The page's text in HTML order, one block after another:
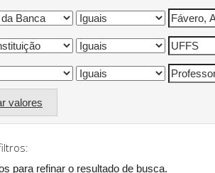
valores
para refinar o resultado de busca.